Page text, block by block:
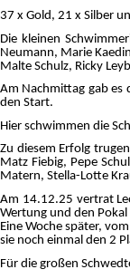
37 x Gold, 21 x Silber
Die kleinen
Neumann, Marie
Malte Schulz,
Am Nachmittag gab es
den Start.
Hier schwimmen die
Zu diesem Erfolg
Matz Fiebig, Pepe
Matern, Stella-Lotte
Am 14.12.25 vertrat
Wertung und den
Eine Woche später,
sie noch einmal den 2
Für die großen